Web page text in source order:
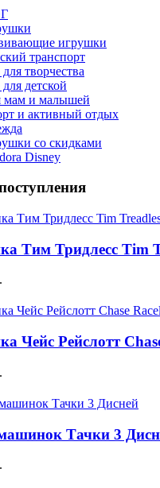
игрушки
транспорт
творчества
детской
мам и малышей
и активный отдых
со скидками
Disney
Тим Тридлесс Tim
Чейс Рейслотт
Тачки 3